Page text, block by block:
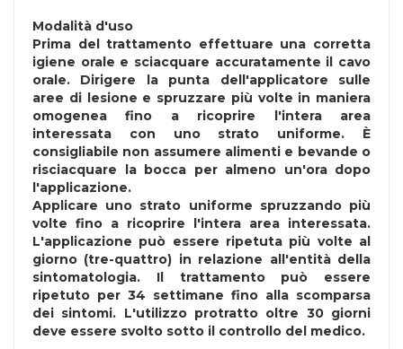
Modalità d'uso
Prima del trattamento effettuare una corretta
igiene orale e sciacquare accuratamente il cavo
orale. Dirigere la punta dell'applicatore sulle
aree di lesione e spruzzare più volte in maniera
omogenea fino a ricoprire l'intera area
interessata con uno strato uniforme. È
consigliabile non assumere alimenti e bevande o
risciacquare la bocca per almeno un'ora dopo
l'applicazione.
Applicare uno strato uniforme spruzzando più
volte fino a ricoprire l'intera area interessata.
L'applicazione può essere ripetuta più volte al
giorno (tre-quattro) in relazione all'entità della
sintomatologia. Il trattamento può essere
ripetuto per 34 settimane fino alla scomparsa
dei sintomi. L'utilizzo protratto oltre 30 giorni
deve essere svolto sotto il controllo del medico.